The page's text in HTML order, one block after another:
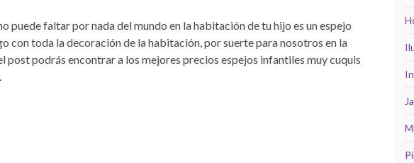
puede faltar por nada del mundo en la habitación de tu hijo es un espejo
con toda la decoración de la habitación, por suerte para nosotros en la
post podrás encontrar a los mejores precios espejos infantiles muy cuquis